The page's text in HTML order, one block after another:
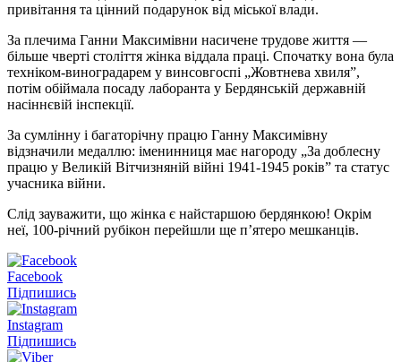
привітання та цінний подарунок від міської влади.
За плечима Ганни Максимівни насичене трудове життя —
більше чверті століття жінка віддала праці. Спочатку вона була
техніком-виноградарем у винсовгоспі „Жовтнева хвиля”,
потім обіймала посаду лаборанта у Бердянській державній
насіннєвій інспекції.
За сумлінну і багаторічну працю Ганну Максимівну
відзначили медаллю: іменинниця має нагороду „За доблесну
працю у Великій Вітчизняній війні 1941-1945 років” та статус
учасника війни.
Слід зауважити, що жінка є найстаршою бердянкою! Окрім
неї, 100-річний рубікон перейшли ще п’ятеро мешканців.
Facebook
Підпишись
Instagram
Підпишись